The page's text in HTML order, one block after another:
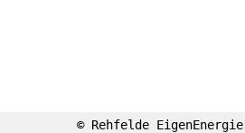
© Rehfelde